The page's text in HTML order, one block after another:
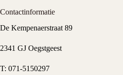
Contactinformatie
De Kempenaerstraat 89
2341 GJ Oegstgeest
T: 071-5150297